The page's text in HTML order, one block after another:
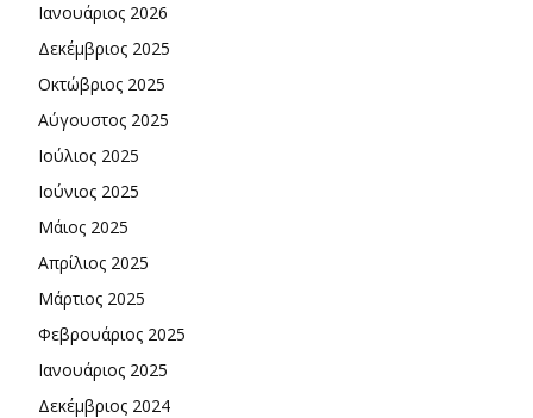
Ιανουάριος 2026
Δεκέμβριος 2025
Οκτώβριος 2025
Αύγουστος 2025
Ιούλιος 2025
Ιούνιος 2025
Μάιος 2025
Απρίλιος 2025
Μάρτιος 2025
Φεβρουάριος 2025
Ιανουάριος 2025
Δεκέμβριος 2024